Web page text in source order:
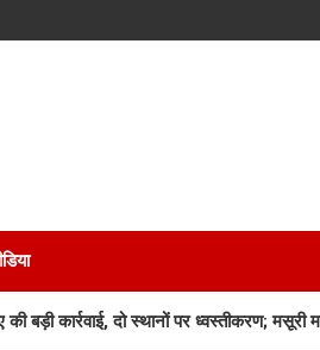
स्थानों पर ध्वस्तीकरण; मसूरी मार्ग पर निर्माण सील